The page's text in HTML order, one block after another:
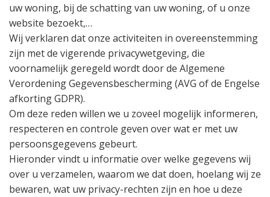
uw woning, bij de schatting van uw woning, of u onze
website bezoekt,…
Wij verklaren dat onze activiteiten in overeenstemming
zijn met de vigerende privacywetgeving, die
voornamelijk geregeld wordt door de Algemene
Verordening Gegevensbescherming (AVG of de Engelse
afkorting GDPR).
Om deze reden willen we u zoveel mogelijk informeren,
respecteren en controle geven over wat er met uw
persoonsgegevens gebeurt.
Hieronder vindt u informatie over welke gegevens wij
over u verzamelen, waarom we dat doen, hoelang wij ze
bewaren, wat uw privacy-rechten zijn en hoe u deze